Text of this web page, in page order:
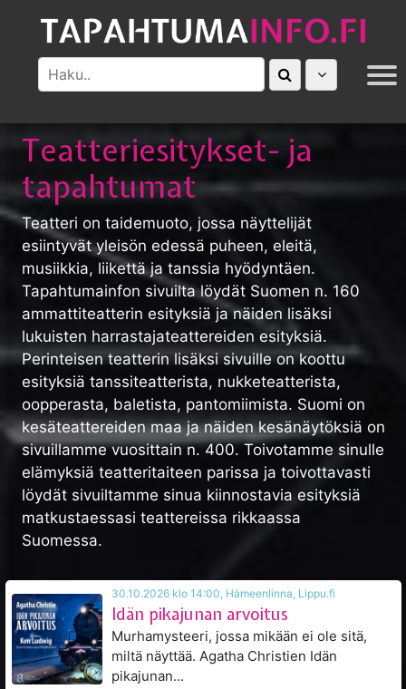
MUUT
Teatteriesitykset- ja
tapahtumat
Teatteri on taidemuoto, jossa näyttelijät
esiintyvät yleisön edessä puheen, eleitä,
musiikkia, liikettä ja tanssia hyödyntäen.
Tapahtumainfon sivuilta löydät Suomen n. 160
ammattiteatterin esityksiä ja näiden lisäksi
lukuisten harrastajateattereiden esityksiä.
Perinteisen teatterin lisäksi sivuille on koottu
esityksiä tanssiteatterista, nukketeatterista,
oopperasta, baletista, pantomiimista. Suomi on
kesäteattereiden maa ja näiden kesänäytöksiä on
sivuillamme vuosittain n. 400. Toivotamme sinulle
elämyksiä teatteritaiteen parissa ja toivottavasti
löydät sivuiltamme sinua kiinnostavia esityksiä
matkustaessasi teattereissa rikkaassa
Suomessa.
30.10.2026 klo 14:00, Hämeenlinna, Lippu.fi
Idän pikajunan arvoitus
Murhamysteeri, jossa mikään ei ole sitä,
miltä näyttää. Agatha Christien Idän
pikajunan...